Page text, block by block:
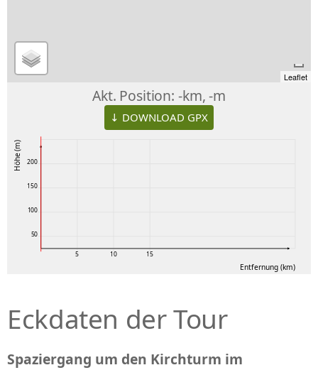
Leaflet
Akt. Position: -km, -m
↓ DOWNLOAD GPX
50
100
150
200
5 10 15
Entfernung (km)
Höhe (m)
Eckdaten der Tour
Spaziergang um den Kirchturm im